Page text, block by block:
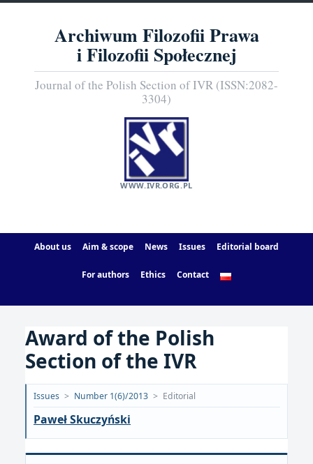
Archiwum Filozofii Prawa
i Filozofii Społecznej
Journal of the Polish Section of IVR (ISSN:2082-
3304)
WWW.IVR.ORG.PL
About us Aim & scope News Issues Editorial board
For authors Ethics Contact
Award of the Polish
Section of the IVR
Opublikowano:
2018-
09-
18
Issues > Number 1(6)/2013 > Editorial
Paweł Skuczyński